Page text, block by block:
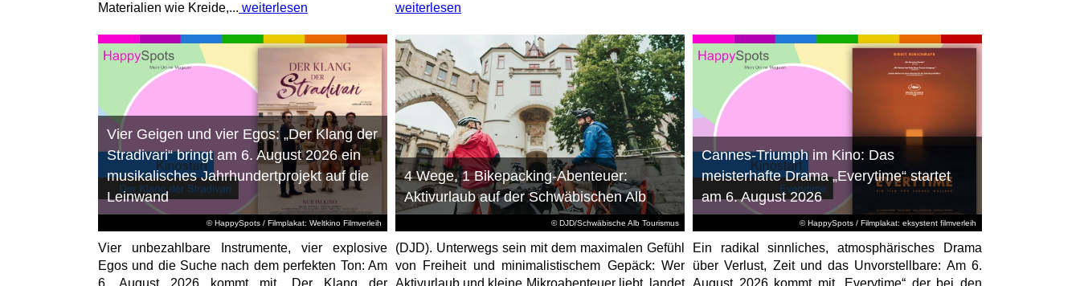
Materialien wie Kreide,... weiterlesen
weiterlesen
© HappySpots / Filmplakat: Weltkino Filmverleih
Vier Geigen und vier Egos: „Der Klang der
Stradivari“ bringt am 6. August 2026 ein
musikalisches Jahrhundertprojekt auf die
Leinwand
Vier unbezahlbare Instrumente, vier explosive
Egos und die Suche nach dem perfekten Ton: Am
© DJD/Schwäbische Alb Tourismus
4 Wege, 1 Bikepacking-Abenteuer:
Aktivurlaub auf der Schwäbischen Alb
(DJD). Unterwegs sein mit dem maximalen Gefühl
von Freiheit und minimalistischem Gepäck: Wer
© HappySpots / Filmplakat: eksystent filmverleih
Cannes-Triumph im Kino: Das
meisterhafte Drama „Everytime“ startet
am 6. August 2026
Ein radikal sinnliches, atmosphärisches Drama
über Verlust, Zeit und das Unvorstellbare: Am 6.